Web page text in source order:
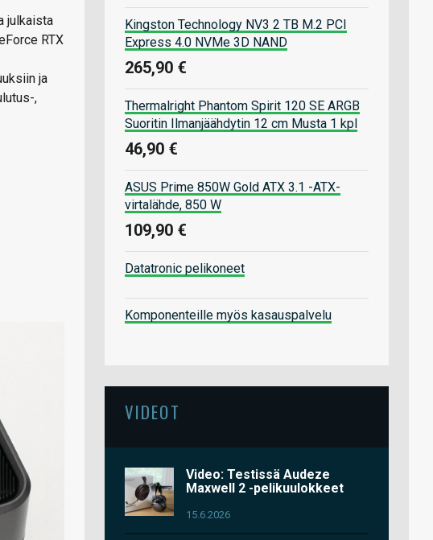
julkaista
RTX
ja
,
Kingston Technology NV3 2 TB M.2 PCI
Express 4.0 NVMe 3D NAND
265,90 €
Thermalright Phantom Spirit 120 SE ARGB
Suoritin Ilmanjäähdytin 12 cm Musta 1 kpl
46,90 €
ASUS Prime 850W Gold ATX 3.1 -ATX-
virtalähde, 850 W
109,90 €
Datatronic pelikoneet
Komponenteille myös kasauspalvelu
VIDEOT
Video: Testissä Audeze
Maxwell 2 -pelikuulokkeet
15.6.2026